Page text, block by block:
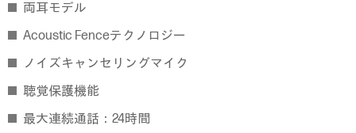
両耳モデル
Acoustic Fenceテクノロジー
ノイズキャンセリングマイク
聴覚保護機能
最大連続通話：24時間